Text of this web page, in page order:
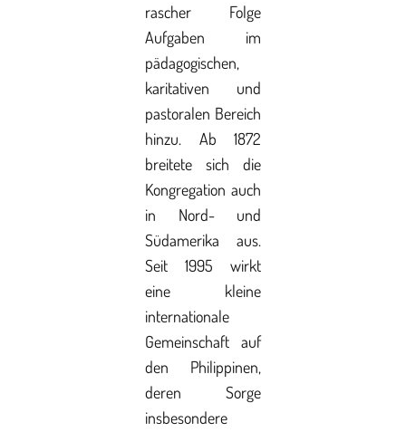
rascher Folge
Aufgaben im
pädagogischen,
karitativen und
pastoralen Bereich
hinzu. Ab 1872
breitete sich die
Kongregation auch
in Nord- und
Südamerika aus.
Seit 1995 wirkt
eine kleine
internationale
Gemeinschaft auf
den Philippinen,
deren Sorge
insbesondere